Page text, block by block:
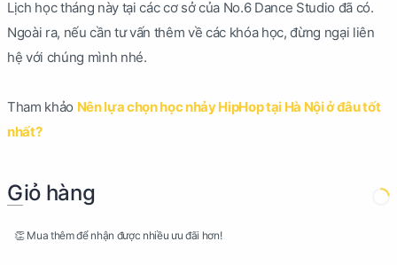
Lịch học tháng này tại các cơ sở của No.6 Dance Studio đã có.
Ngoài ra, nếu cần tư vấn thêm về các khóa học, đừng ngại liên
hệ với chúng mình nhé.
Tham khảo Nên lựa chọn học nhảy HipHop tại Hà Nội ở đâu tốt
nhất?
Giỏ hàng
👏 Mua thêm để nhận được nhiều ưu đãi hơn!